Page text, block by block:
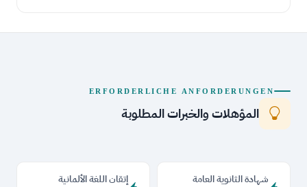
ERFORDERLICHE ANFORDERUNGEN
المؤهلات والخبرات المطلوبة
شهادة الثانوية العامة
إتقان اللغة الألمانية